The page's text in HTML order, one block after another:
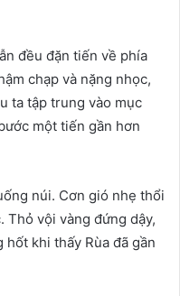
đều đặn tiến về phía
chạp và nặng nhọc,
ta tập trung vào mục
một tiến gần hơn
núi. Cơn gió nhẹ thổi
Thỏ vội vàng đứng dậy,
khi thấy Rùa đã gần